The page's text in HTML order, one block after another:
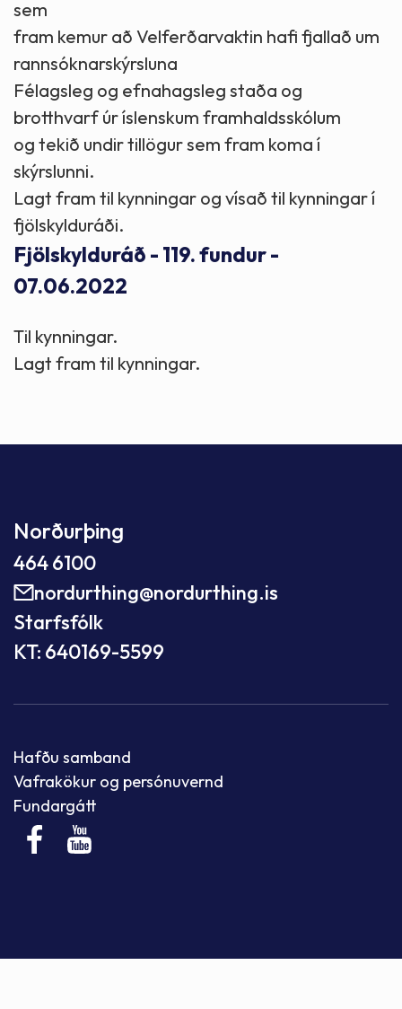
sem
fram kemur að Velferðarvaktin hafi fjallað um
rannsóknarskýrsluna
Félagsleg og efnahagsleg staða og
brotthvarf úr íslenskum framhaldsskólum
og tekið undir tillögur sem fram koma í
skýrslunni.
Lagt fram til kynningar og vísað til kynningar í
fjölskylduráði.
Fjölskylduráð - 119. fundur -
07.06.2022
Til kynningar.
Lagt fram til kynningar.
Norðurþing
464 6100
nordurthing@nordurthing.is
Starfsfólk
KT: 640169-5599
Hafðu samband
Vafrakökur og persónuvernd
Fundargátt